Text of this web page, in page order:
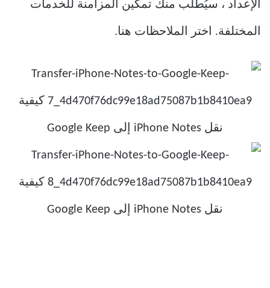
الإعداد ، سيُطلب منك تمكين المزامنة للخدمات
المختلفة. اختر الملاحظات هنا.